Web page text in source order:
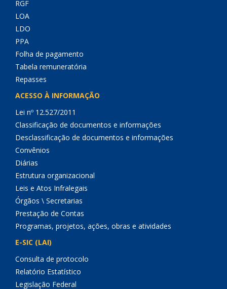
RGF
LOA
LDO
PPA
Folha de pagamento
Tabela remuneratória
Repasses
ACESSO À INFORMAÇÃO
Lei nº 12.527/2011
Classificação de documentos e informações
Desclassificação de documentos e informações
Convênios
Diárias
Estrutura organizacional
Leis e Atos Infralegais
Órgãos \ Secretarias
Prestação de Contas
Programas, projetos, ações, obras e atividades
E-SIC (LAI)
Consulta de protocolo
Relatório Estatístico
Legislação Federal